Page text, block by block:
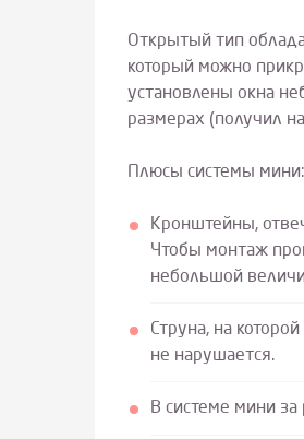
Открытый тип
который можно
установлены окна
размерах (получил
Плюсы системы мини:
Кронштейны,
Чтобы монтаж
небольшой
Струна, на
не нарушается.
В системе мини